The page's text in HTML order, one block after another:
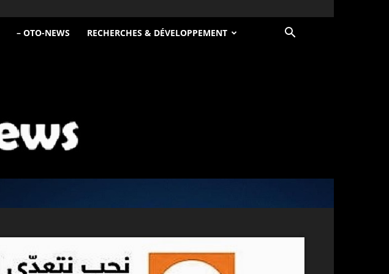
– OTO-NEWS RECHERCHES & DÉVELOPPEMENT